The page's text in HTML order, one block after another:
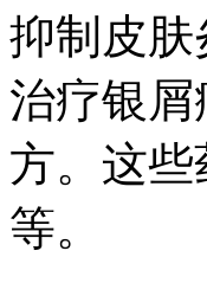
抑制皮
治疗银
方。这
等。